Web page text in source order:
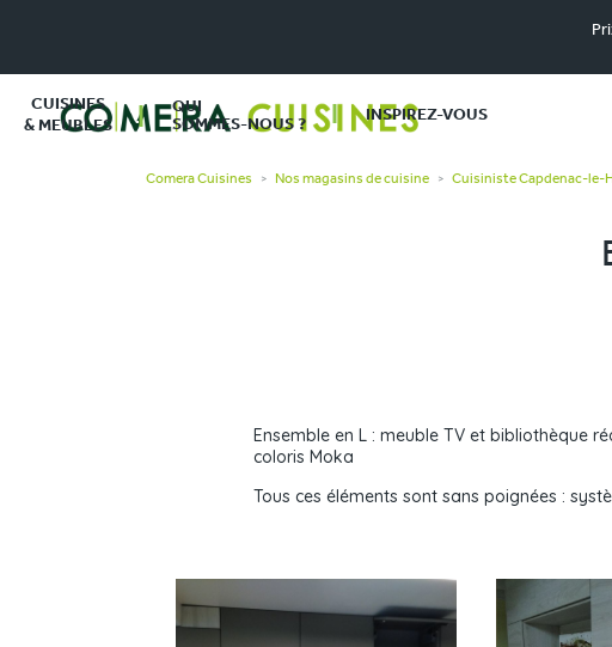
CUISINES
& MEUBLES
QUI
SOMMES-NOUS ?
INSPIREZ-VOUS
Comera Cuisines > Nos magasins de cuisine > Cuisiniste Capdenac-le-
Ensemble en L : meuble TV et bibliothèque
coloris Moka
Tous ces éléments sont sans poignées :